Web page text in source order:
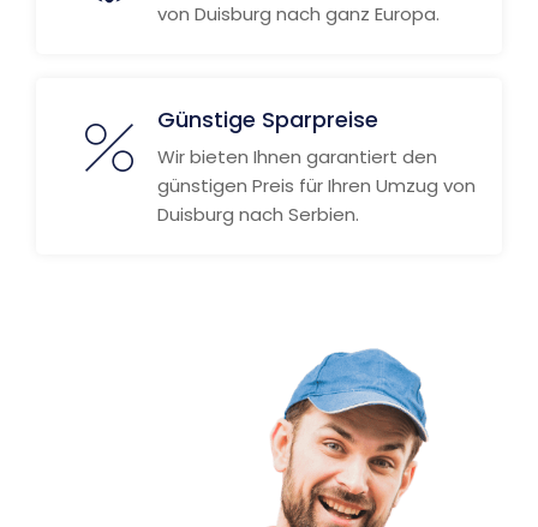
von Duisburg nach ganz Europa.
Günstige Sparpreise
Wir bieten Ihnen garantiert den
günstigen Preis für Ihren Umzug von
Duisburg nach Serbien.